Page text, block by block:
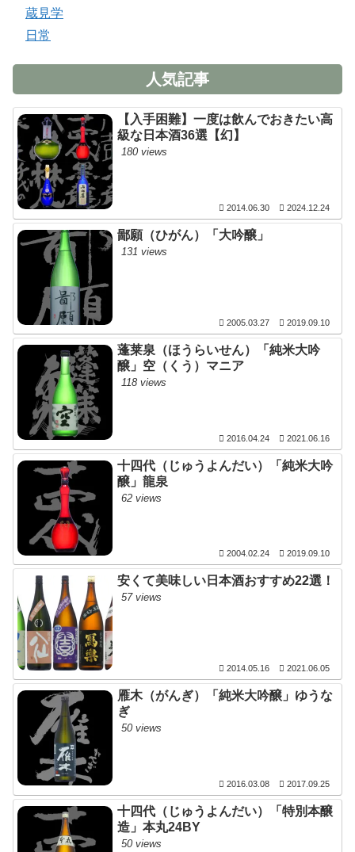
蔵見学
日常
人気記事
【入手困難】一度は飲んでおきたい高
級な日本酒36選【幻】
180 views
2014.06.30 2024.12.24
鄙願（ひがん）「大吟醸」
131 views
2005.03.27 2019.09.10
蓬莱泉（ほうらいせん）「純米大吟
醸」空（くう）マニア
118 views
2016.04.24 2021.06.16
十四代（じゅうよんだい）「純米大吟
醸」龍泉
62 views
2004.02.24 2019.09.10
安くて美味しい日本酒おすすめ22選！
57 views
2014.05.16 2021.06.05
雁木（がんぎ）「純米大吟醸」ゆうな
ぎ
50 views
2016.03.08 2017.09.25
十四代（じゅうよんだい）「特別本醸
造」本丸24BY
50 views